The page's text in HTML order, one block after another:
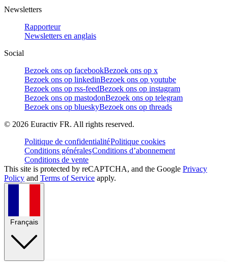
Newsletters
Rapporteur
Newsletters en anglais
Social
Bezoek ons op facebookBezoek ons op x
Bezoek ons op linkedinBezoek ons op youtube
Bezoek ons op rss-feedBezoek ons op instagram
Bezoek ons op mastodonBezoek ons op telegram
Bezoek ons op blueskyBezoek ons op threads
© 2026 Euractiv FR. All rights reserved.
Politique de confidentialitéPolitique cookies
Conditions généralesConditions d’abonnement
Conditions de vente
This site is protected by reCAPTCHA, and the Google Privacy
Policy and Terms of Service apply.
Français